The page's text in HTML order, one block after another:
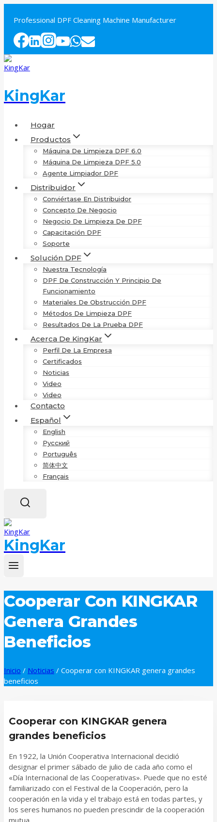
contenido
Professional DPF Cleaning Machine Manufacturer
KingKar
Hogar
Productos
Máquina De Limpieza DPF 6.0
Máquina De Limpieza DPF 5.0
Agente Limpiador DPF
Distribuidor
Conviértase En Distribuidor
Concepto De Negocio
Negocio De Limpieza De DPF
Capacitación DPF
Soporte
Solución DPF
Nuestra Tecnología
DPF De Construcción Y Principio De
Funcionamiento
Materiales De Obstrucción DPF
Métodos De Limpieza DPF
Resultados De La Prueba DPF
Acerca De KingKar
Perfil De La Empresa
Certificados
Noticias
Video
Video
Contacto
Español
English
Русский
Português
简体中文
Français
KingKar
Cooperar Con KINGKAR
Genera Grandes
Beneficios
Inicio / Noticias / Cooperar con KINGKAR genera grandes
beneficios
Cooperar con KINGKAR genera
grandes beneficios
En 1922, la Unión Cooperativa Internacional decidió
designar el primer sábado de julio de cada año como el
«Día Internacional de las Cooperativas». Puede que no esté
familiarizado con el Festival de la Cooperación, pero la
cooperación en la vida y el trabajo está en todas partes, y
los seres humanos no pueden prescindir de la cooperación